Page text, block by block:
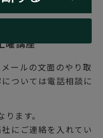
曜講座
ールの文面のやり取
ついては電話相談に
ます。
にご連絡を入れてい